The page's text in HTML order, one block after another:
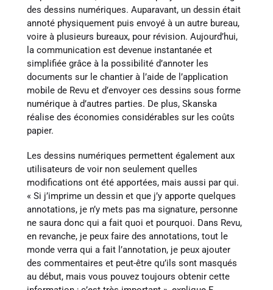
des dessins numériques. Auparavant, un dessin était
annoté physiquement puis envoyé à un autre bureau,
voire à plusieurs bureaux, pour révision. Aujourd’hui,
la communication est devenue instantanée et
simplifiée grâce à la possibilité d’annoter les
documents sur le chantier à l’aide de l’application
mobile de Revu et d’envoyer ces dessins sous forme
numérique à d’autres parties. De plus, Skanska
réalise des économies considérables sur les coûts
papier.
Les dessins numériques permettent également aux
utilisateurs de voir non seulement quelles
modifications ont été apportées, mais aussi par qui.
« Si j’imprime un dessin et que j’y apporte quelques
annotations, je n’y mets pas ma signature, personne
ne saura donc qui a fait quoi et pourquoi. Dans Revu,
en revanche, je peux faire des annotations, tout le
monde verra qui a fait l’annotation, je peux ajouter
des commentaires et peut-être qu’ils sont masqués
au début, mais vous pouvez toujours obtenir cette